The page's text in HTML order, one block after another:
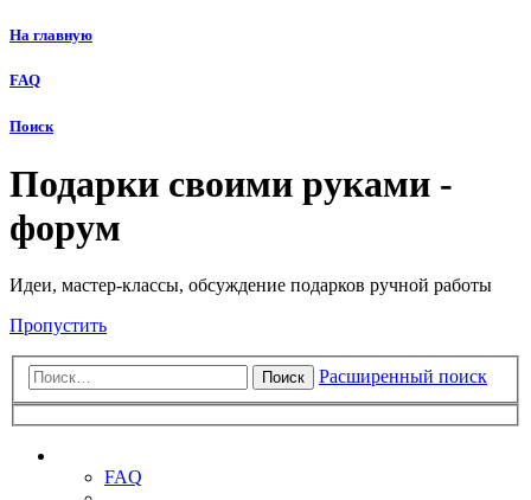
На главную
FAQ
Поиск
Подарки своими руками -
форум
Идеи, мастер-классы, обсуждение подарков ручной работы
Пропустить
Поиск Расширенный поиск
FAQ